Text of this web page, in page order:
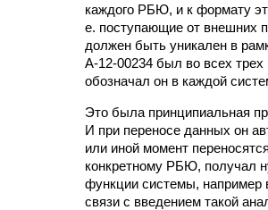
каждого РБЮ, и к формату
е. поступающие от внешних
должен быть уникален в
A-12-00234 был во всех
обозначал он в каждой
Это была принципиальная
И при переносе данных он
или иной момент
конкретному РБЮ, получал
функции системы, например
связи с введением такой